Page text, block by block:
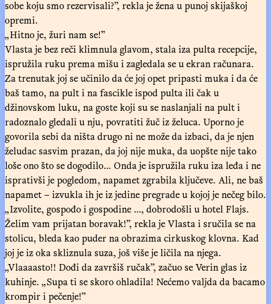
sobe koju smo rezervisali?”, rekla je žena u punoj skijaškoj
opremi.
„Hitno je, žuri nam se!”
Vlasta je bez reči klimnula glavom, stala iza pulta recepcije,
ispružila ruku prema mišu i zagledala se u ekran računara.
Za trenutak joj se učinilo da će joj opet pripasti muka i da će
baš tamo, na pult i na fascikle ispod pulta ili čak u
džinovskom luku, na goste koji su se naslanjali na pult i
radoznalo gledali u nju, povratiti žuč iz želuca. Uporno je
govorila sebi da ništa drugo ni ne može da izbaci, da je njen
želudac sasvim prazan, da joj nije muka, da uopšte nije tako
loše ono što se dogodilo... Onda je ispružila ruku iza leđa i ne
isprativši je pogledom, napamet zgrabila ključeve. Ali, ne baš
napamet – izvukla ih je iz jedine pregrade u kojoj je nečeg bilo.
„Izvolite, gospođo i gospodine ..., dobrodošli u hotel Flajs.
Želim vam prijatan boravak!”, rekla je Vlasta i sručila se na
stolicu, bleda kao puder na obrazima cirkuskog klovna. Kad
joj je iz oka skliznula suza, još više je ličila na njega.
„Vlaaaasto!! Dođi da završiš ručak”, začuo se Verin glas iz
kuhinje. „Supa ti se skoro ohladila! Nećemo valjda da bacamo
krompir i pečenje!”